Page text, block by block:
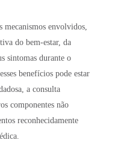
mecanismos envolvidos,
do bem-estar, da
sintomas durante o
benefícios pode estar
a consulta
componentes não
reconhecidamente